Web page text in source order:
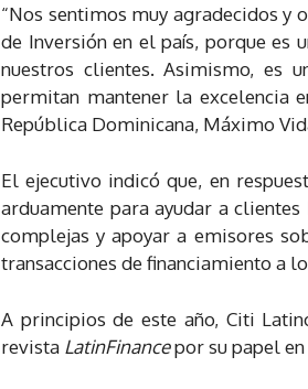
“Nos sentimos muy agradecidos y
de Inversión en el país, porque es
nuestros clientes. Asimismo, es
permitan mantener la excelencia
República Dominicana, Máximo
El ejecutivo indicó que, en
arduamente para ayudar a
complejas y apoyar a emisores
transacciones de financiamiento a
A principios de este año, Citi
revista LatinFinancepor su papel